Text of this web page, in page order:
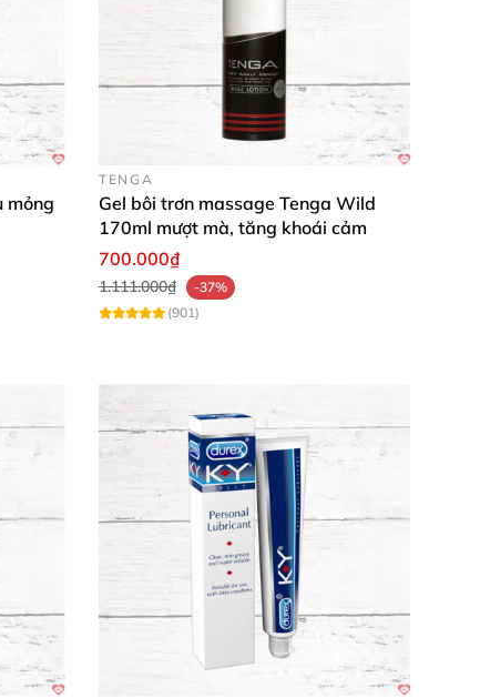
nhẹ để vệ sinh tối ưu.
cách tự tin và an toàn. Sản phẩm không
hưởng sự trơn tru tối đa!
mỏng
TENGA
Gel bôi trơn massage Tenga Wild
170ml mượt mà, tăng khoái cảm
700.000₫
1.111.000₫
-37%
(901)